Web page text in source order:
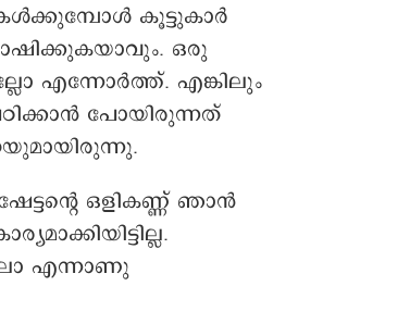
കൂട്ടുകാർ
ഒരു
എന്നോർത്ത്. എങ്കിലും
പോയിരുന്നത്
ഒളികണ്ണ് ഞാൻ
എന്നാണു